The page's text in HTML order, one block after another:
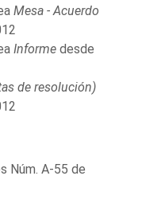
Mesa - Acuerdo
Informe desde
de resolución)
Núm. A-55 de